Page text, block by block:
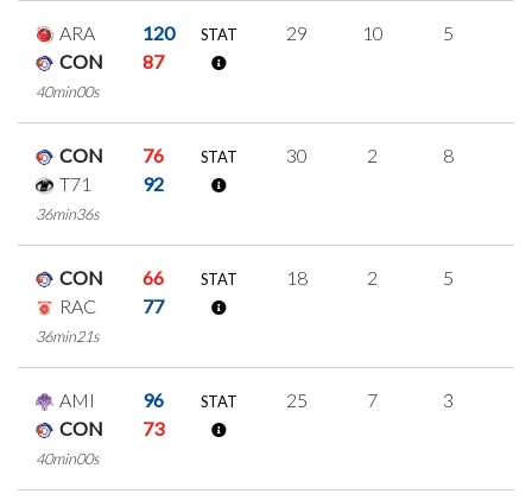
ARA
120
CON
87
40min00s
STAT 29 10 5
CON
76
T71
92
36min36s
STAT 30 2 8
CON
66
RAC
77
36min21s
STAT 18 2 5
AMI
96
CON
73
40min00s
STAT 25 7 3